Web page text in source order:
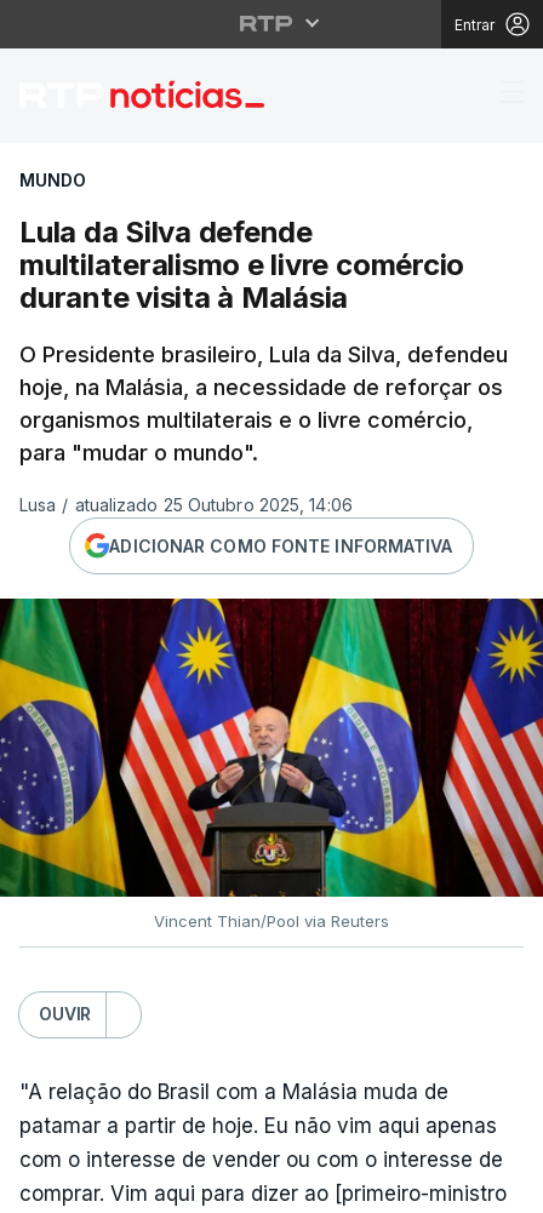
Entrar
Lula da Silva defende
MUNDO
Lula da Silva defende
multilateralismo e livre comércio
durante visita à Malásia
O Presidente brasileiro, Lula da Silva, defendeu
hoje, na Malásia, a necessidade de reforçar os
organismos multilaterais e o livre comércio,
para "mudar o mundo".
Lusa / atualizado 25 Outubro 2025, 14:06
ADICIONAR COMO FONTE INFORMATIVA
Vincent Thian/Pool via Reuters
OUVIR
"A relação do Brasil com a Malásia muda de
patamar a partir de hoje. Eu não vim aqui apenas
com o interesse de vender ou com o interesse de
comprar. Vim aqui para dizer ao [primeiro-ministro